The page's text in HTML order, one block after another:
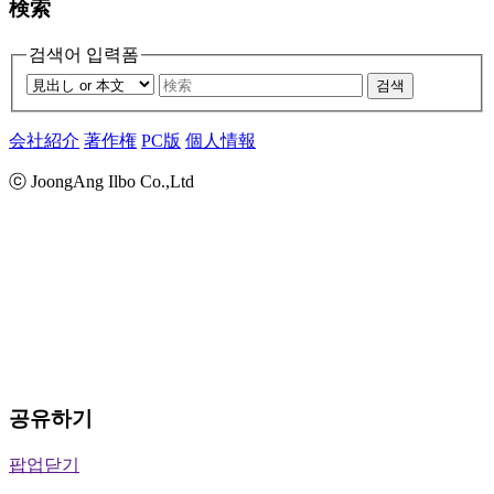
検索
검색어 입력폼
검색
会社紹介 著作権 PC版 個人情報
ⓒ JoongAng Ilbo Co.,Ltd
공유하기
팝업닫기